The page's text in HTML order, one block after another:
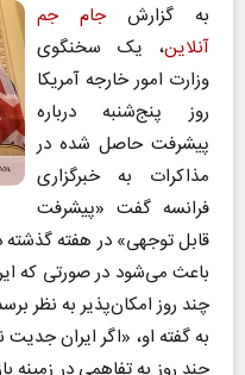
به گزارشجام جم
آنلاین، یک سخنگوی‌
وزارت امور خارجه آمریکا
روز پنج‌شنبه درباره
پیشرفت حاصل شده در
مذاکرات به خبرگزاری
فرانسه گفت «پیشرفت
قابل توجهی» در هفته
باعث می‌شود در صورتی که
چند روز امکان‌پذیر به نظر
به گفته او، «اگر ایران